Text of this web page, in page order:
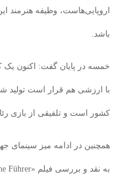
اروپایی‌هاست، وظیفه
باشد.
خمسه در پایان گفت: اکنون یک
با ارزشی هم قرار است تولید
کشور است و تلفیقی از بازی
همچنین در ادامه میز
به نقد و بررسی فیلم «Goebbles and the Führer» اختصاص داشت.